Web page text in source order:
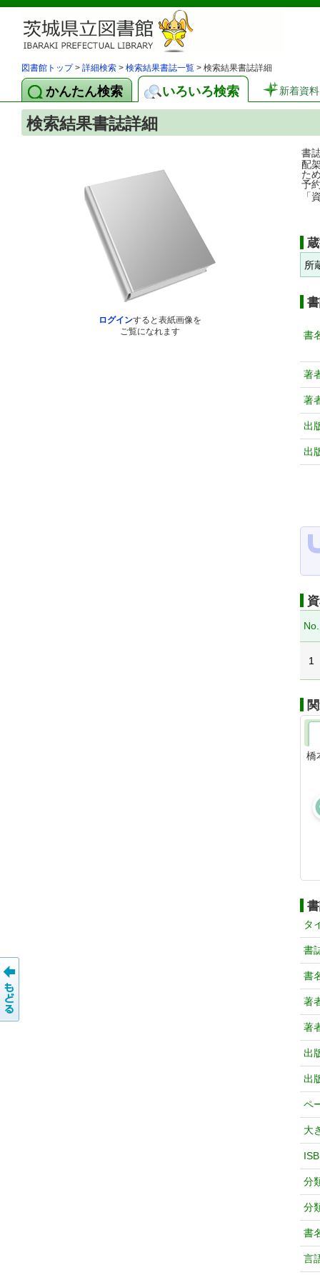
図書館トップ> 詳細検索 > 検索結果書誌一覧 > 検索結果書誌詳細
かんたん検索 いろいろ検索 新着資料
検索結果書誌詳細
ログインすると表紙画像を
ご覧になれます
書
配
た
予
「
所
書
著
著
出
出
No.
1
橋
タ
書
書
著
著
出
出
ペ
大
分
分
書
言